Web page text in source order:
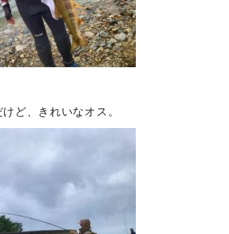
ど、きれいなオス。